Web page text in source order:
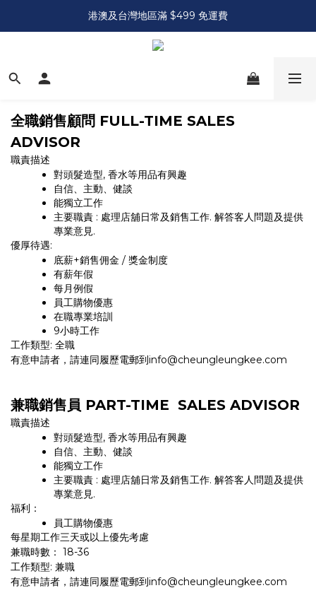
港澳及台灣地區滿 $499 免運費
全職銷售顧問 FULL-TIME SALES
ADVISOR
職責描述
對頭髮造型, 香水等用品有興趣
自信、主動、健談
能獨立工作
主要職責 : 處理店舖日常及銷售工作. 解答客人問題及提供
專業意見.
優厚待遇:
底薪+銷售佣金 / 獎金制度
有薪年假
每月例假
員工購物優惠
在職專業培訓
9小時工作
工作類型: 全職
有意申請者，請連同履歷電郵到info@cheungleungkee.com
兼職銷售員 PART-TIME SALES ADVISOR
職責描述
對頭髮造型, 香水等用品有興趣
自信、主動、健談
能獨立工作
主要職責 : 處理店舖日常及銷售工作. 解答客人問題及提供
專業意見.
福利：
員工購物優惠
每星期工作三天或以上優先考慮
兼職時數： 18-36
工作類型: 兼職
有意申請者，請連同履歷電郵到info@cheungleungkee.com